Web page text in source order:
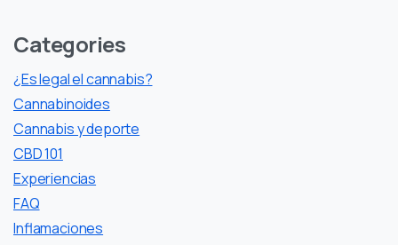
Categories
¿Es legal el cannabis?
Cannabinoides
Cannabis y deporte
CBD 101
Experiencias
FAQ
Inflamaciones